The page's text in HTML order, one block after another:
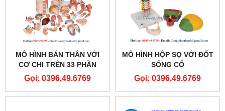
MÔ HÌNH BÁN THÂN VỚI
CƠ CHI TRÊN 33 PHẦN
Gọi: 0396.49.6769
MÔ HÌNH HỘP SỌ VỚI ĐỐT
SỐNG CỔ
Gọi: 0396.49.6769